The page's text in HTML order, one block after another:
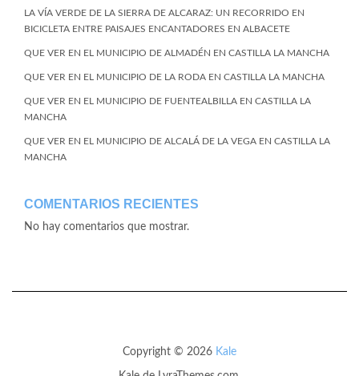
LA VÍA VERDE DE LA SIERRA DE ALCARAZ: UN RECORRIDO EN
BICICLETA ENTRE PAISAJES ENCANTADORES EN ALBACETE
QUE VER EN EL MUNICIPIO DE ALMADÉN EN CASTILLA LA MANCHA
QUE VER EN EL MUNICIPIO DE LA RODA EN CASTILLA LA MANCHA
QUE VER EN EL MUNICIPIO DE FUENTEALBILLA EN CASTILLA LA
MANCHA
QUE VER EN EL MUNICIPIO DE ALCALÁ DE LA VEGA EN CASTILLA LA
MANCHA
COMENTARIOS RECIENTES
No hay comentarios que mostrar.
Copyright © 2026 Kale